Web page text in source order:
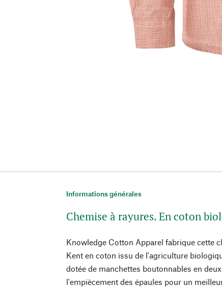
Informations générales
Chemise à rayures. En coton
Knowledge Cotton Apparel fabrique cette
Kent en coton issu de l'agriculture
dotée de manchettes boutonnables en
l'empiècement des épaules pour un